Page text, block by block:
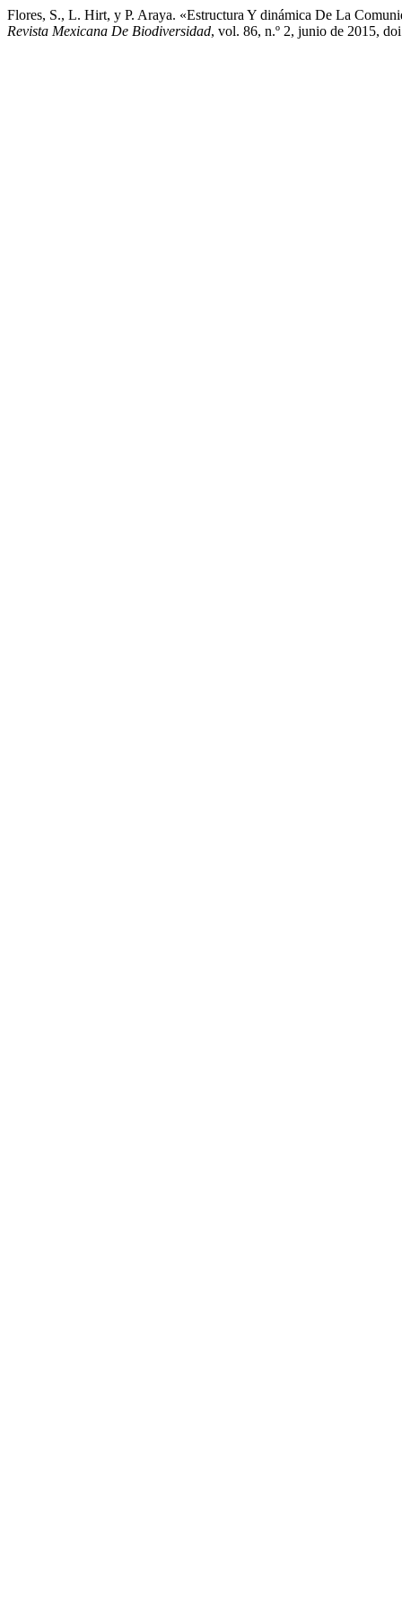
Flores, S., L. Hirt, y P. Araya. «Estructura Y dinámica De La
Revista Mexicana De Biodiversidad, vol. 86, n.º 2, junio de 2015,